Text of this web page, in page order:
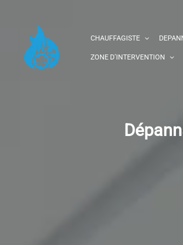
contenu
CHAUFFAGISTE
ZONE D’INTERVENTION